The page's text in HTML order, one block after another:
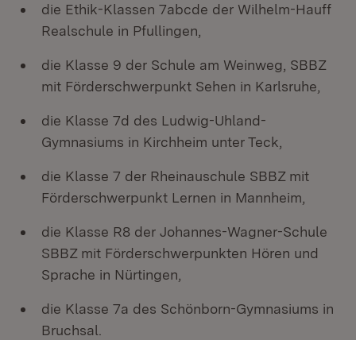
die Ethik-Klassen 7abcde der Wilhelm-Hauff
Realschule in Pfullingen,
die Klasse 9 der Schule am Weinweg, SBBZ
mit Förderschwerpunkt Sehen in Karlsruhe,
die Klasse 7d des Ludwig-Uhland-
Gymnasiums in Kirchheim unter Teck,
die Klasse 7 der Rheinauschule SBBZ mit
Förderschwerpunkt Lernen in Mannheim,
die Klasse R8 der Johannes-Wagner-Schule
SBBZ mit Förderschwerpunkten Hören und
Sprache in Nürtingen,
die Klasse 7a des Schönborn-Gymnasiums in
Bruchsal.